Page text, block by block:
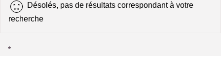
Désolés, pas de résultats correspondant à votre
recherche
*